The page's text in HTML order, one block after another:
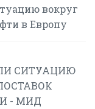
вокруг
в Европу
СИТУАЦИЮ
- МИД